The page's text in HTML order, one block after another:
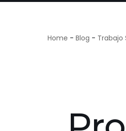
Home - Blog - Trabajo